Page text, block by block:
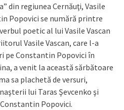
din regiunea Cernăuţi, Vasile
Popovici se numără printre
poetic al lui Vasile Vascan
Vasile Vascan, care l-a
pe Constantin Popovici în
a venit la această sărbătoare
sa plachetă de versuri,
lui Taras Şevcenko şi
Popovici.